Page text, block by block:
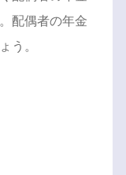
配偶者の年金
う。